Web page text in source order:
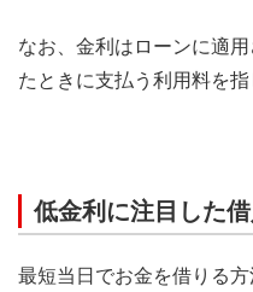
なお、金利はローンに適
たときに支払う利用料を指
低金利に注目した
最短当日でお金を借りる